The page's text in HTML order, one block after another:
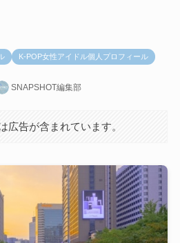
K-POP女性アイドル個人プロフィール
SNAPSHOT編集部
広告が含まれています。